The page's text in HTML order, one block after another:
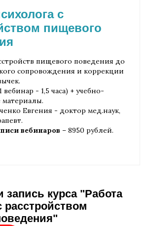
с
пищевого
пищевого поведения до
сопровождения и коррекции
вебинар - 1,5 часа) + учебно-
материалы.
Евгения - доктор мед.наук,
вебинаров – 8950 рублей.
запись курса "Работа
расстройством